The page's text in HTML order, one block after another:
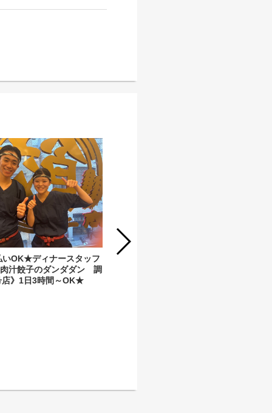
OK★ディナースタッフ
汁餃子のダンダダン 調
店》1日3時間～OK★